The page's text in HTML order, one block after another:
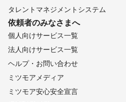
タレントマネジメントシステム
依頼者のみなさまへ
個人向けサービス一覧
法人向けサービス一覧
ヘルプ・お問い合わせ
ミツモアメディア
ミツモア安心安全宣言